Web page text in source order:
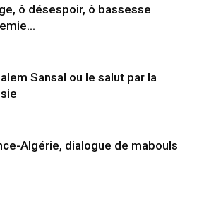
ô désespoir, ô bassesse
Sansal ou le salut par la
Algérie, dialogue de mabouls